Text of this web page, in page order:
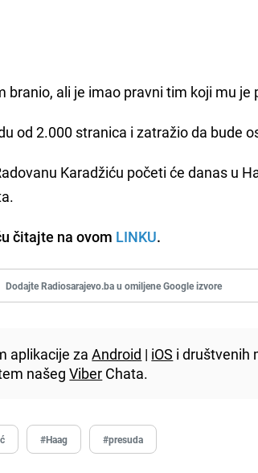
branio, ali je imao pravni tim koji mu je
od 2.000 stranica i zatražio da bude
Karadžiću početi će danas u
čitajte na ovom LINKU.
Dodajte Radiosarajevo.ba u omiljene Google izvore
aplikacije zaAndroid | iOS i društvenih
našegViber Chata.
#Haag #presuda